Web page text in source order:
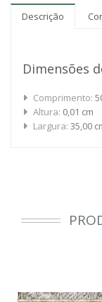
Descrição
Dimensões
Comprimento:
Altura: 0,01 cm
Largura: 35,00